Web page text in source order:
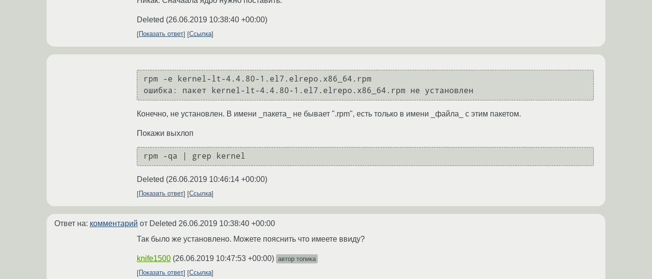
Deleted (26.06.2019 10:38:40 +00:00)
Показать ответ Ссылка
rpm -e kernel-lt-4.4.80-1.el7.elrepo.x86_64.rpm
ошибка: пакет kernel-lt-4.4.80-1.el7.elrepo.x86_64.rpm не установлен
Конечно, не установлен. В имени _пакета_ не бывает ".rpm", есть только в имени _файла_ с этим пакетом.
Покажи выхлоп
rpm -qa | grep kernel
Deleted (26.06.2019 10:46:14 +00:00)
Показать ответ Ссылка
Ответ на: комментарий от Deleted 26.06.2019 10:38:40 +00:00
Так было же установлено. Можете пояснить что имеете ввиду?
knife1500 (26.06.2019 10:47:53 +00:00) автор топика
Показать ответ
Ссылка